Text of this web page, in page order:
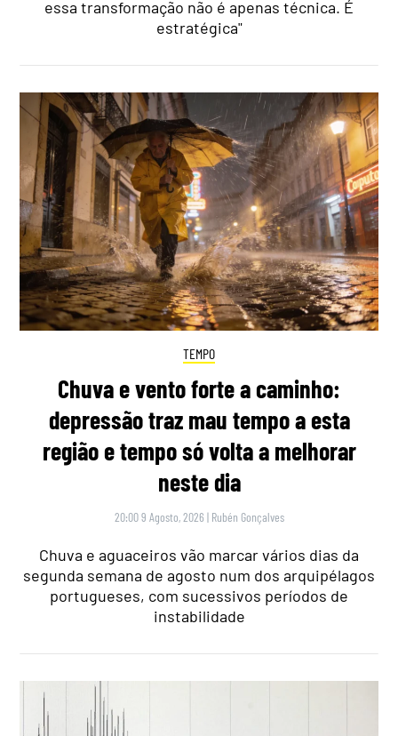
essa transformação não é apenas técnica. É
estratégica"
TEMPO
Chuva e vento forte a caminho:
depressão traz mau tempo a esta
região e tempo só volta a melhorar
neste dia
20:00 9 Agosto, 2026 | Rubén Gonçalves
Chuva e aguaceiros vão marcar vários dias da
segunda semana de agosto num dos arquipélagos
portugueses, com sucessivos períodos de
instabilidade